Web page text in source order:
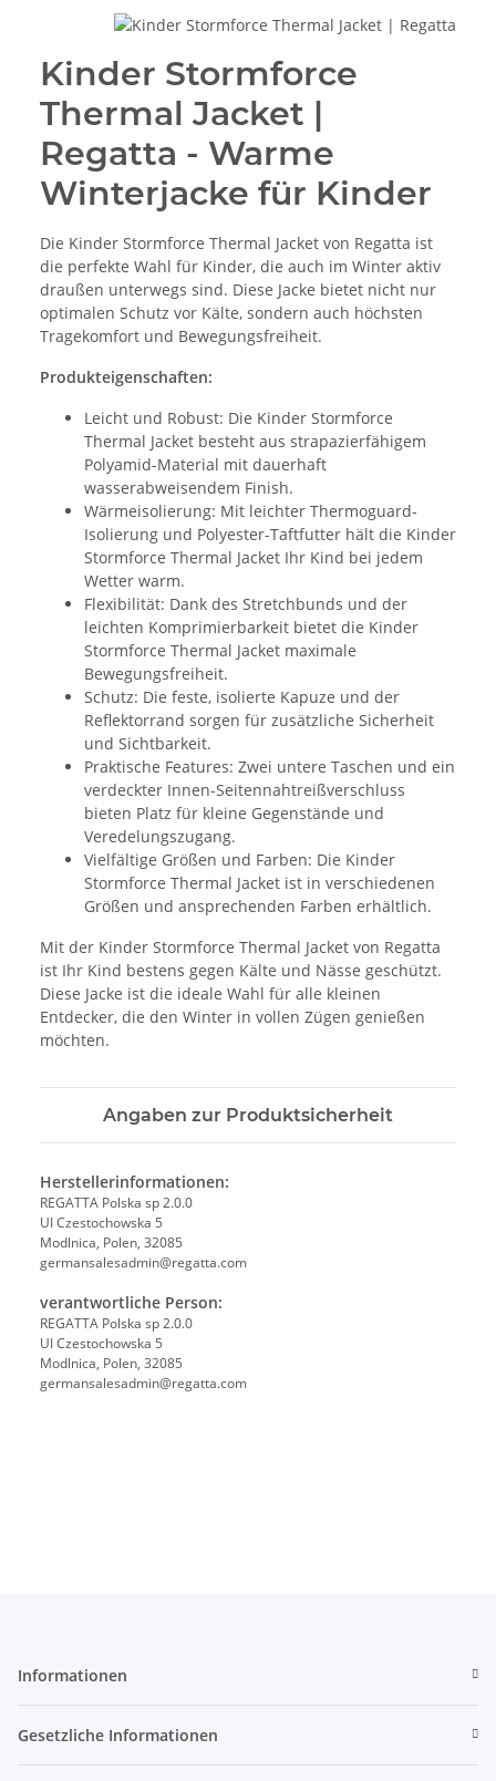
Kinder Stormforce
Thermal Jacket |
Regatta - Warme
Winterjacke für Kinder
Die Kinder Stormforce Thermal Jacket von Regatta ist
die perfekte Wahl für Kinder, die auch im Winter aktiv
draußen unterwegs sind. Diese Jacke bietet nicht nur
optimalen Schutz vor Kälte, sondern auch höchsten
Tragekomfort und Bewegungsfreiheit.
Produkteigenschaften:
Leicht und Robust: Die Kinder Stormforce
Thermal Jacket besteht aus strapazierfähigem
Polyamid-Material mit dauerhaft
wasserabweisendem Finish.
Wärmeisolierung: Mit leichter Thermoguard-
Isolierung und Polyester-Taftfutter hält die Kinder
Stormforce Thermal Jacket Ihr Kind bei jedem
Wetter warm.
Flexibilität: Dank des Stretchbunds und der
leichten Komprimierbarkeit bietet die Kinder
Stormforce Thermal Jacket maximale
Bewegungsfreiheit.
Schutz: Die feste, isolierte Kapuze und der
Reflektorrand sorgen für zusätzliche Sicherheit
und Sichtbarkeit.
Praktische Features: Zwei untere Taschen und ein
verdeckter Innen-Seitennahtreißverschluss
bieten Platz für kleine Gegenstände und
Veredelungszugang.
Vielfältige Größen und Farben: Die Kinder
Stormforce Thermal Jacket ist in verschiedenen
Größen und ansprechenden Farben erhältlich.
Mit der Kinder Stormforce Thermal Jacket von Regatta
ist Ihr Kind bestens gegen Kälte und Nässe geschützt.
Diese Jacke ist die ideale Wahl für alle kleinen
Entdecker, die den Winter in vollen Zügen genießen
möchten.
Angaben zur Produktsicherheit
Herstellerinformationen:
REGATTA Polska sp 2.0.0
UI Czestochowska 5
Modlnica, Polen, 32085
germansalesadmin@regatta.com
verantwortliche Person:
REGATTA Polska sp 2.0.0
UI Czestochowska 5
Modlnica, Polen, 32085
germansalesadmin@regatta.com
Informationen
Gesetzliche Informationen